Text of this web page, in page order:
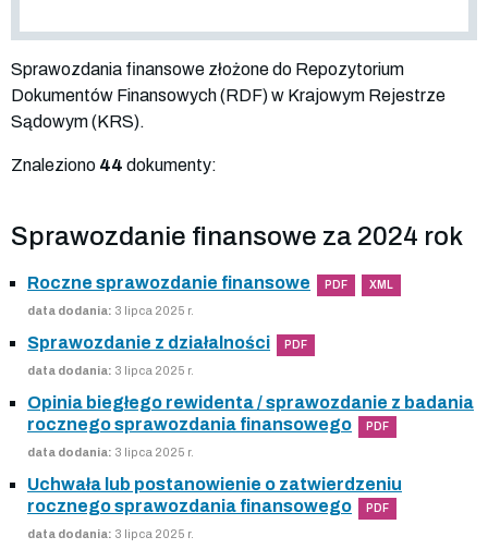
Sprawozdania finansowe złożone do Repozytorium
Dokumentów Finansowych (RDF) w Krajowym Rejestrze
Sądowym (KRS).
Znaleziono 44 dokumenty:
Sprawozdanie finansowe za 2024 rok
Roczne sprawozdanie finansowe PDF XML
data dodania: 3 lipca 2025 r.
Sprawozdanie z działalności PDF
data dodania: 3 lipca 2025 r.
Opinia biegłego rewidenta / sprawozdanie z badania
rocznego sprawozdania finansowego
PDF
data dodania: 3 lipca 2025 r.
Uchwała lub postanowienie o zatwierdzeniu
rocznego sprawozdania finansowego
PDF
data dodania: 3 lipca 2025 r.